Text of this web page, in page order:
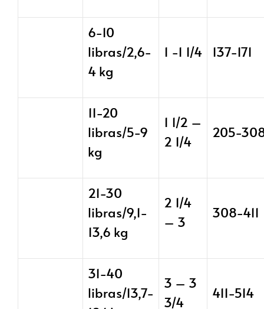
6-10
libras/2,6-
4 kg
1 -1 1/4 137-171
11-20
libras/5-9
kg
1 1/2 –
2 1/4
205-
21-30
libras/9,1-
13,6 kg
2 1/4
– 3
308-411
31-40
libras/13,7-
3 – 3
3/4
411-514